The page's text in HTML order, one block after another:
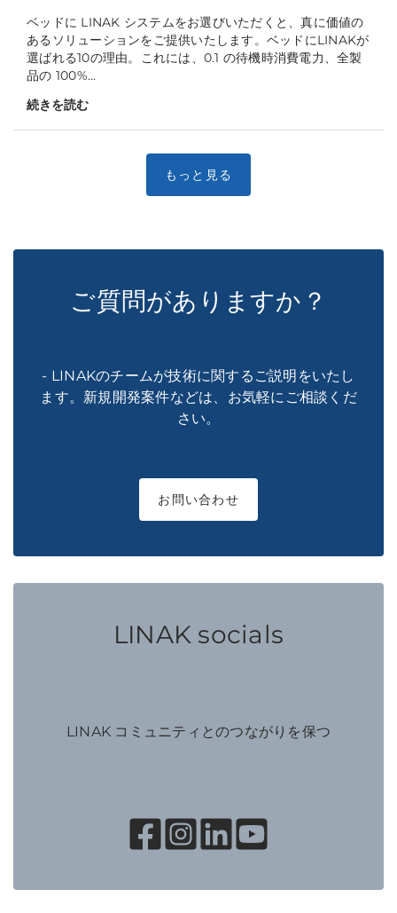
ベッドに LINAK システムをお選びいただくと、真に価値の
あるソリューションをご提供いたします。ベッドにLINAKが
選ばれる10の理由。これには、0.1 の待機時消費電力、全製
品の 100%...
続きを読む
ご質問がありますか？
- LINAKのチームが技術に関するご説明をいたし
ます。新規開発案件などは、お気軽にご相談くだ
さい。
お問い合わせ
LINAK socials
LINAK コミュニティとのつながりを保つ